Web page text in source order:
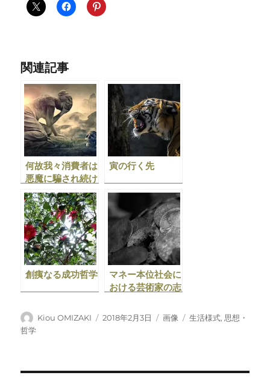
関連記事
何故我々消費者は
悪魔に騙され続け
るのか
寅の行く先
創痍なる成功哲学
マネー本位社会に
おける芸術家の志
投
Kiou OMIZAKI
投
2018年2月3日
フ
画像
カ
生活様式, 思想・
哲学